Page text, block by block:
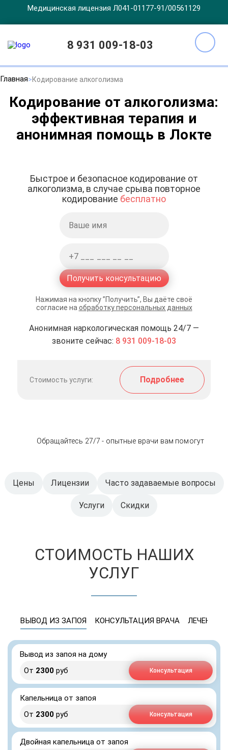
Медицинская лицензия Л041-01177-91/00561129
8 931 009-18-03
Главная Кодирование алкоголизма
Кодирование от алкоголизма:
эффективная терапия и
анонимная помощь в Локте
Быстрое и безопасное кодирование от
алкоголизма, в случае срыва повторное
кодирование бесплатно
Получить консультацию
Нажимая на кнопку ”Получить”, Вы даёте своё
согласие на обработку персональных данных
Анонимная наркологическая помощь 24/7 —
звоните сейчас: 8 931 009-18-03
Стоимость услуги: Подробнее
Обращайтесь 27/7 - опытные врачи вам помогут
Цены Лицензии Часто задаваемые вопросы
Услуги Скидки
СТОИМОСТЬ НАШИХ
УСЛУГ
ВЫВОД ИЗ ЗАПОЯ КОНСУЛЬТАЦИЯ ВРАЧА ЛЕЧЕНИЕ
Вывод из запоя на дому
От 2300 руб Консультация
Капельница от запоя
От 2300 руб Консультация
Двойная капельница от запоя